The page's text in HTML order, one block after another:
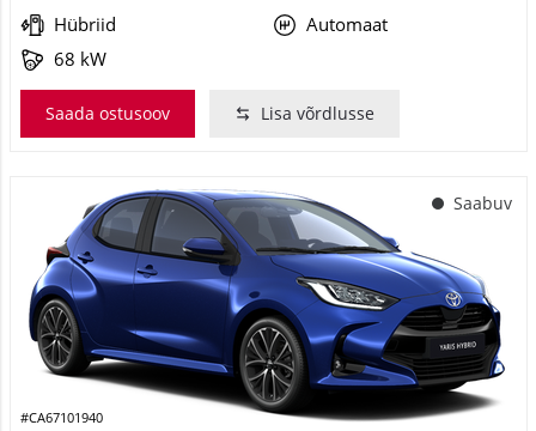
Hübriid
Automaat
68 kW
Saada ostusoov Lisa võrdlusse
Saabuv
#CA67101940